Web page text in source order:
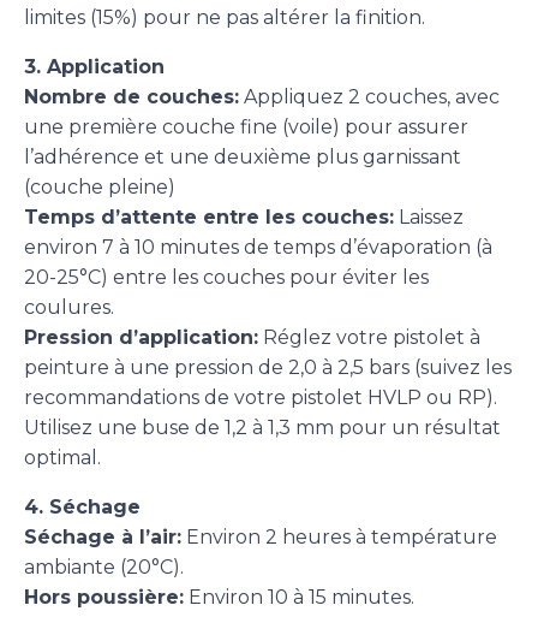
limites (15%) pour ne pas altérer la finition.
3. Application
Nombre de couches: Appliquez 2 couches, avec
une première couche fine (voile) pour assurer
l’adhérence et une deuxième plus garnissant
(couche pleine)
Temps d’attente entre les couches: Laissez
environ 7 à 10 minutes de temps d’évaporation (à
20-25°C) entre les couches pour éviter les
coulures.
Pression d’application: Réglez votre pistolet à
peinture à une pression de 2,0 à 2,5 bars (suivez les
recommandations de votre pistolet HVLP ou RP).
Utilisez une buse de 1,2 à 1,3 mm pour un résultat
optimal.
4. Séchage
Séchage à l’air: Environ 2 heures à température
ambiante (20°C).
Hors poussière: Environ 10 à 15 minutes.